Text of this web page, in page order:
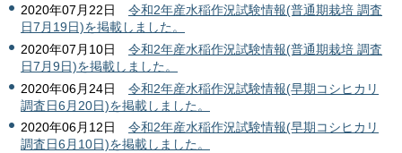
2020年07月22日 令和2年産水稲作況試験情報(普通期栽培 調査
日7月19日)を掲載しました。
2020年07月10日 令和2年産水稲作況試験情報(普通期栽培 調査
日7月9日)を掲載しました。
2020年06月24日 令和2年産水稲作況試験情報(早期コシヒカリ
調査日6月20日)を掲載しました。
2020年06月12日 令和2年産水稲作況試験情報(早期コシヒカリ
調査日6月10日)を掲載しました。